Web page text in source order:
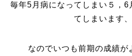
毎年5月病になってしまい５，6
てしまいます、
なのでいつも前期の成績が